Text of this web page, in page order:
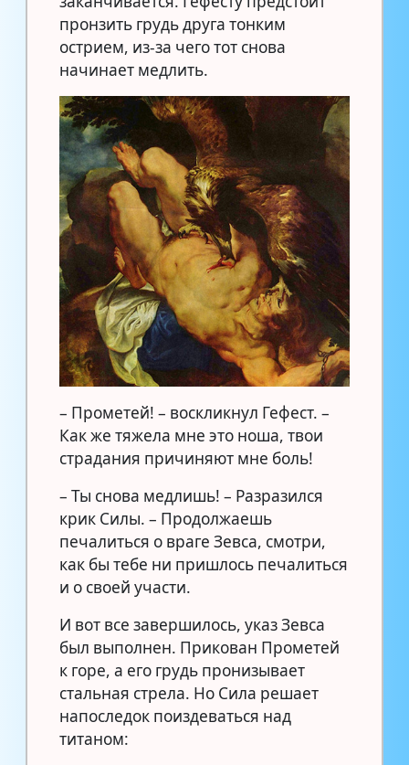
пронзить грудь друга тонким
острием, из-за чего тот снова
начинает медлить.
– Прометей! – воскликнул Гефест. –
Как же тяжела мне это ноша, твои
страдания причиняют мне боль!
– Ты снова медлишь! – Разразился
крик Силы. – Продолжаешь
печалиться о враге Зевса, смотри,
как бы тебе ни пришлось печалиться
и о своей участи.
И вот все завершилось, указ Зевса
был выполнен. Прикован Прометей
к горе, а его грудь пронизывает
стальная стрела. Но Сила решает
напоследок поиздеваться над
титаном: